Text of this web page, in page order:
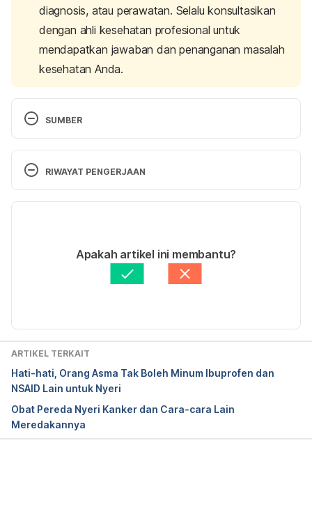
diagnosis, atau perawatan. Selalu konsultasikan
dengan ahli kesehatan profesional untuk
mendapatkan jawaban dan penanganan masalah
kesehatan Anda.
SUMBER
Metamizole
https://www.mims.com/indonesia/drug/info/metami
zole/?type=brief&mtype=generic
https://www.drugs.com/international/metamizole.ht
diakses pada 30 Januari 2019
https://www.sciencedirect.com/topics/nursing-and-
health-professions/metamizole
RIWAYAT PENGERJAAN
Ditulis oleh Risky Candra Swari
Ditinjau secara medis oleh
dr. Tania Savitri
Diperbarui oleh: Ajeng Pratiwi
Apakah artikel ini membantu?
ARTIKEL TERKAIT
Hati-hati, Orang Asma Tak Boleh Minum Ibuprofen dan
NSAID Lain untuk Nyeri
Obat Pereda Nyeri Kanker dan Cara-cara Lain
Meredakannya